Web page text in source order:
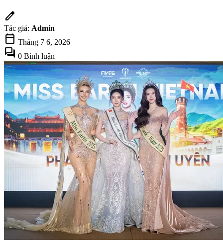
edit
Tác giả: Admin
calendar_today Tháng 7 6, 2026
forum 0 Bình luận